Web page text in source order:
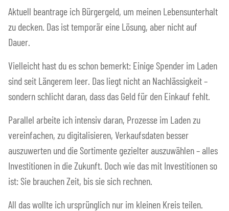
Aktuell beantrage ich Bürgergeld, um meinen Lebensunterhalt
zu decken. Das ist temporär eine Lösung, aber nicht auf
Dauer.
Vielleicht hast du es schon bemerkt: Einige Spender im Laden
sind seit Längerem leer. Das liegt nicht an Nachlässigkeit –
sondern schlicht daran, dass das Geld für den Einkauf fehlt.
Parallel arbeite ich intensiv daran, Prozesse im Laden zu
vereinfachen, zu digitalisieren, Verkaufsdaten besser
auszuwerten und die Sortimente gezielter auszuwählen – alles
Investitionen in die Zukunft. Doch wie das mit Investitionen so
ist: Sie brauchen Zeit, bis sie sich rechnen.
All das wollte ich ursprünglich nur im kleinen Kreis teilen.